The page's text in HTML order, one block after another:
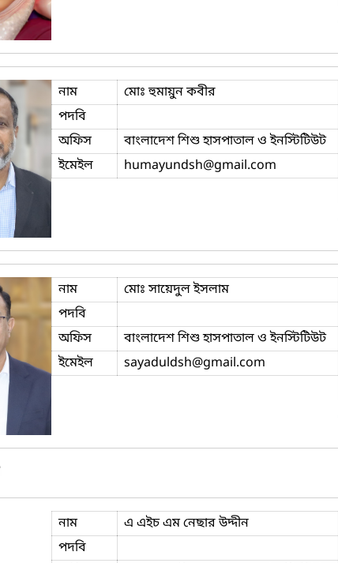
নাম
মোঃ হুমায়ুন কবীর
পদবি
অফিস
বাংলাদেশ শিশু হাসপাতাল ও ইনস্টিটিউট
ইমেইল
humayundsh@gmail.com
নাম
মোঃ সায়েদুল ইসলাম
পদবি
অফিস
বাংলাদেশ শিশু হাসপাতাল ও ইনস্টিটিউট
ইমেইল
sayaduldsh@gmail.com
নাম
এ এইচ এম নেছার উদ্দীন
পদবি